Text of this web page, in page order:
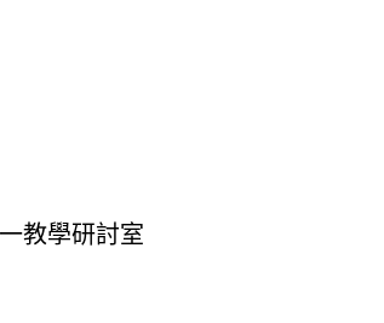
教學研討室